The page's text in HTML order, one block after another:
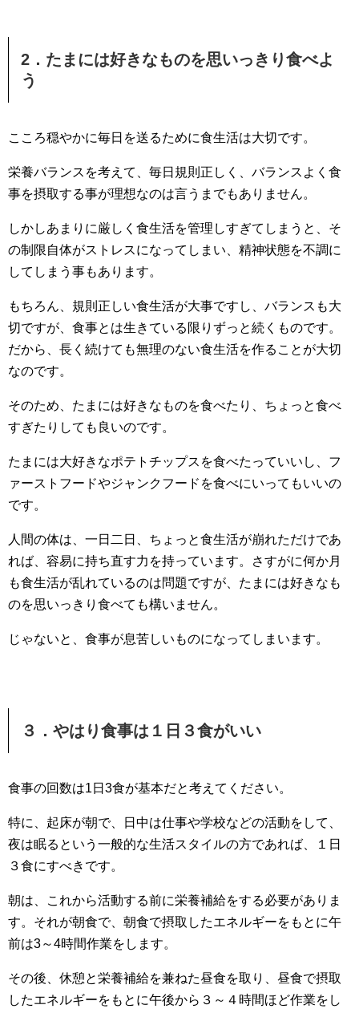
2．たまには好きなものを思いっきり食べよ
う
こころ穏やかに毎日を送るために食生活は大切です。
栄養バランスを考えて、毎日規則正しく、バランスよく食
事を摂取する事が理想なのは言うまでもありません。
しかしあまりに厳しく食生活を管理しすぎてしまうと、そ
の制限自体がストレスになってしまい、精神状態を不調に
してしまう事もあります。
もちろん、規則正しい食生活が大事ですし、バランスも大
切ですが、食事とは生きている限りずっと続くものです。
だから、長く続けても無理のない食生活を作ることが大切
なのです。
そのため、たまには好きなものを食べたり、ちょっと食べ
すぎたりしても良いのです。
たまには大好きなポテトチップスを食べたっていいし、フ
ァーストフードやジャンクフードを食べにいってもいいの
です。
人間の体は、一日二日、ちょっと食生活が崩れただけであ
れば、容易に持ち直す力を持っています。さすがに何か月
も食生活が乱れているのは問題ですが、たまには好きなも
のを思いっきり食べても構いません。
じゃないと、食事が息苦しいものになってしまいます。
３．やはり食事は１日３食がいい
食事の回数は1日3食が基本だと考えてください。
特に、起床が朝で、日中は仕事や学校などの活動をして、
夜は眠るという一般的な生活スタイルの方であれば、１日
３食にすべきです。
朝は、これから活動する前に栄養補給をする必要がありま
す。それが朝食で、朝食で摂取したエネルギーをもとに午
前は3～4時間作業をします。
その後、休憩と栄養補給を兼ねた昼食を取り、昼食で摂取
したエネルギーをもとに午後から３～４時間ほど作業をし